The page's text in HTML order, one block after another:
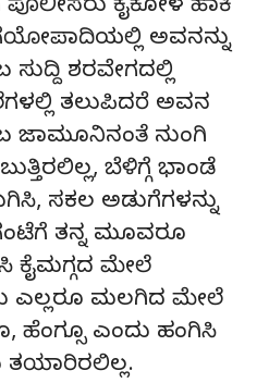
ಪೊಲೀಸರು ಕೈಕೋಳ ಹಾಕಿ
ಅವನನ್ನು
ಸುದ್ದಿ ಶರವೇಗದಲ್ಲಿ
ತಲುಪಿದರೆ ಅವನ
ಜಾಮೂನಿನಂತೆ ನುಂಗಿ
ಬೆಳಿಗ್ಗೆ ಭಾಂಡೆ
ಸಕಲ ಅಡುಗೆಗಳನ್ನು
ತನ್ನ ಮೂವರೂ
ಕೈಮಗ್ಗದ ಮೇಲೆ
ಎಲ್ಲರೂ ಮಲಗಿದ ಮೇಲೆ
ಹೆಂಗ್ಸೂ ಎಂದು ಹಂಗಿಸಿ